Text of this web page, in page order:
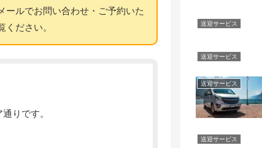
ールでお問い合わせ・ご予約いた
ください。
通りです。
送迎サービス
送迎サービス
送迎サービス
送迎サービス